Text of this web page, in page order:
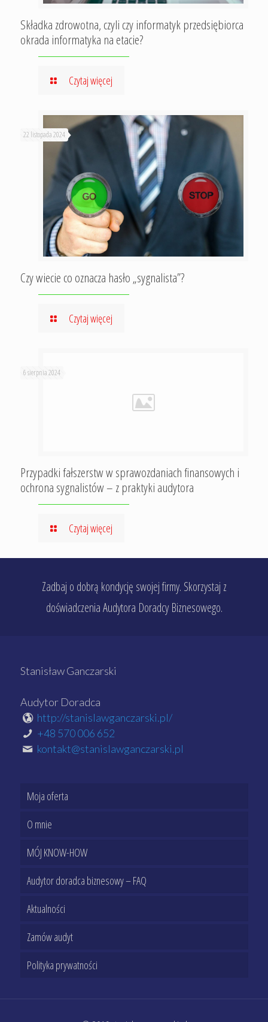
Składka zdrowotna, czyli czy informatyk przedsiębiorca
okrada informatyka na etacie?
Czytaj więcej
22 listopada 2024
Czy wiecie co oznacza hasło „sygnalista”?
Czytaj więcej
6 sierpnia 2024
Przypadki fałszerstw w sprawozdaniach finansowych i
ochrona sygnalistów – z praktyki audytora
Czytaj więcej
Zadbaj o dobrą kondycję swojej firmy. Skorzystaj z
doświadczenia Audytora Doradcy Biznesowego.
Stanisław Ganczarski
Audytor Doradca
http://stanislawganczarski.pl/
+48 570 006 652
kontakt@stanislawganczarski.pl
Moja oferta
O mnie
MÓJ KNOW-HOW
Audytor doradca biznesowy – FAQ
Aktualności
Zamów audyt
Polityka prywatności